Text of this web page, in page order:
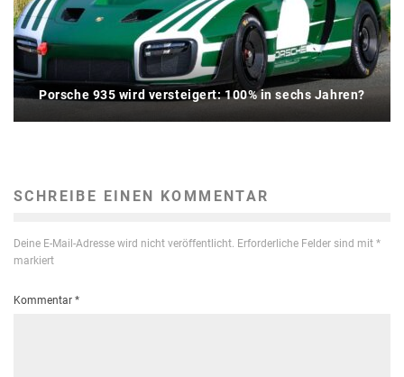
Porsche 935 wird versteigert: 100% in sechs Jahren?
SCHREIBE EINEN KOMMENTAR
Deine E-Mail-Adresse wird nicht veröffentlicht. Erforderliche Felder sind mit *
markiert
Kommentar *